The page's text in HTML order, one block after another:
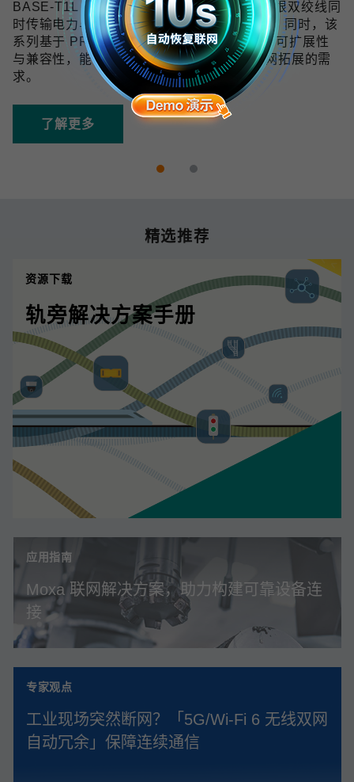
BASE-T1L 技术可在 10 Mbps 带宽下通过单根双绞线同
时传输电力与数据，传输距离最远可达 1 km。同时，该
系列基于 PROFINET 协议开发，具备良好的可扩展性
与兼容性，能够满足未来数字化和工业物联网拓展的需
求。
了解更多
精选推荐
资源下载
轨旁解决方案手册
应用指南
Moxa 联网解决方案，助力构建可靠设备连
接
专家观点
工业现场突然断网？「5G/Wi‑Fi 6 无线双网
自动冗余」保障连续通信